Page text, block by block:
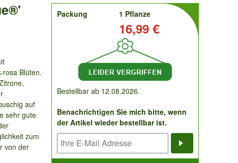
rosa Blüten.
auf
sehr gute
zum
von der
order
Packung
1 Pflanze
16,99 €
Bestellbar ab 12.08.2026.
Benachrichtigen Sie mich bitte, wenn
der Artikel wieder bestellbar ist.